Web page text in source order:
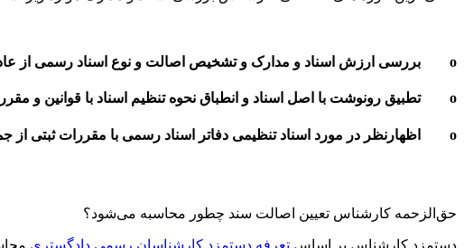
o بررسی ارزش اسناد و مدارک و تشخیص اصالت و نوع اسناد رسمی از عادی و قلمرو اعتباری آنها
o تطبیق رونوشت با اصل اسناد و انطباق نحوه تنظیم اسناد با قوانین و مقررات
o اظهارنظر در مورد اسناد تنظیمی دفاتر اسناد رسمی با مقررات ثبتی از جمله ماده 117 و شقوق ماده 100 قانون ثبت و تعیین اسناد لازم الاجراء آنها
حق‌الزحمه کارشناس تعیین اصالت سند چطور محاسبه می‌شود؟
دستمزد کارشناس بر اساس تعرفه دستمزد کارشناسان رسمی دادگستری